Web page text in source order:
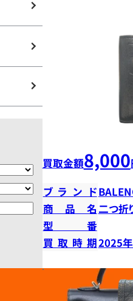
買取金額8,000
ブランド
商品名二つ折
型番
買取時期2025